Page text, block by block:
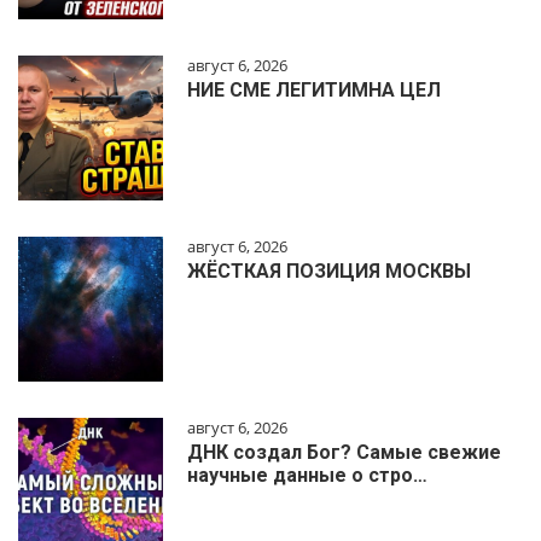
август 6, 2026
НИЕ СМЕ ЛЕГИТИМНА ЦЕЛ
август 6, 2026
ЖЁСТКАЯ ПОЗИЦИЯ МОСКВЫ
август 6, 2026
ДНК создал Бог? Самые свежие
научные данные о стро…